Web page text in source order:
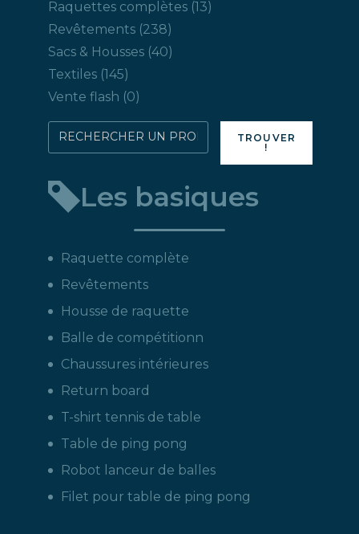
Raquettes complètes 1313
Revêtements 238238
produits
Sacs & Housses 4040
Textiles 145145
produits
Vente flash 00
Rechercher
directement
produit
:
TROUVER
!
Les basiques
Raquette complète
Revêtements
Housse de raquette
Balle de compétitionn
Chaussures intérieures
Return board
T-shirt tennis de table
Table de ping pong
Robot lanceur de balles
Filet pour table de ping pong